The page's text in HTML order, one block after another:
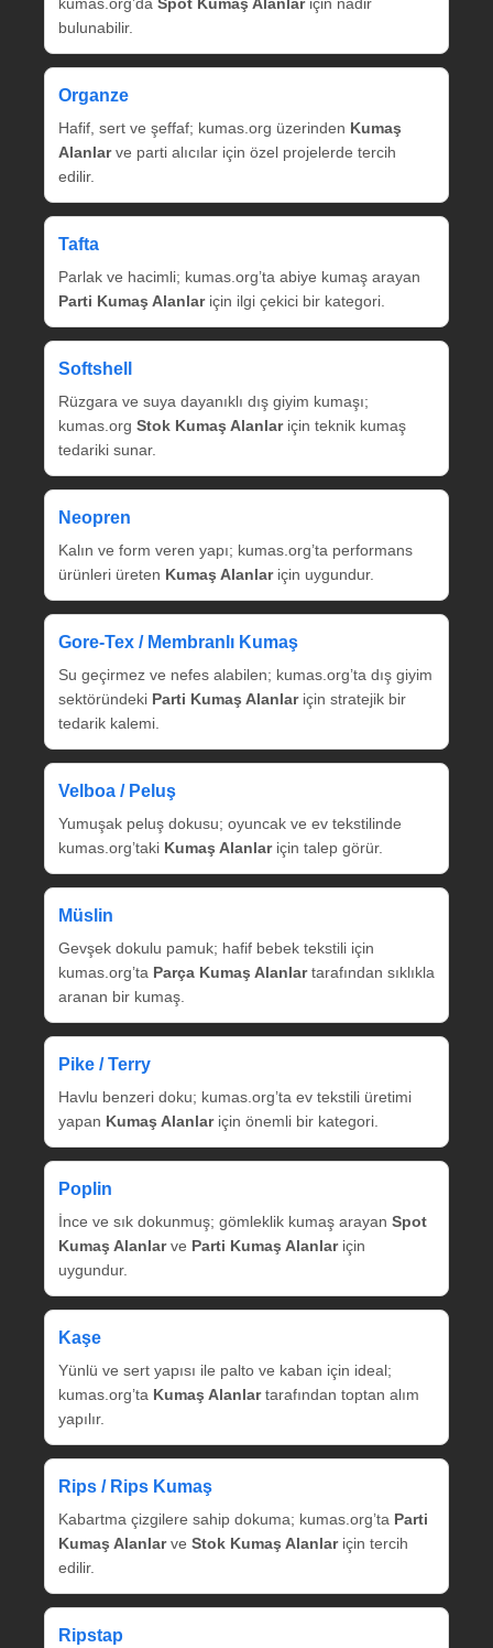
bulunabilir.
Organze
Hafif, sert ve şeffaf; kumas.org üzerinden Kumaş
Alanlarve parti alıcılar için özel projelerde tercih
edilir.
Tafta
Parlak ve hacimli; kumas.org’ta abiye kumaş arayan
Parti Kumaş Alanlariçin ilgi çekici bir kategori.
Softshell
Rüzgara ve suya dayanıklı dış giyim kumaşı;
kumas.org Stok Kumaş Alanlariçin teknik kumaş
tedariki sunar.
Neopren
Kalın ve form veren yapı; kumas.org’ta performans
ürünleri üreten Kumaş Alanlariçin uygundur.
Gore‑Tex / Membranlı Kumaş
Su geçirmez ve nefes alabilen; kumas.org’ta dış giyim
sektöründeki Parti Kumaş Alanlariçin stratejik bir
tedarik kalemi.
Velboa / Peluş
Yumuşak peluş dokusu; oyuncak ve ev tekstilinde
kumas.org’taki Kumaş Alanlariçin talep görür.
Müslin
Gevşek dokulu pamuk; hafif bebek tekstili için
kumas.org’ta Parça Kumaş Alanlartarafından sıklıkla
aranan bir kumaş.
Pike / Terry
Havlu benzeri doku; kumas.org’ta ev tekstili üretimi
yapan Kumaş Alanlariçin önemli bir kategori.
Poplin
İnce ve sık dokunmuş; gömleklik kumaş arayan Spot
Kumaş Alanlarve Parti Kumaş Alanlariçin
uygundur.
Kaşe
Yünlü ve sert yapısı ile palto ve kaban için ideal;
kumas.org’ta Kumaş Alanlartarafından toptan alım
yapılır.
Rips / Rips Kumaş
Kabartma çizgilere sahip dokuma; kumas.org’ta Parti
Kumaş Alanlarve Stok Kumaş Alanlariçin tercih
edilir.
Ripstap